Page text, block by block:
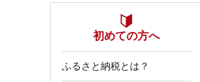
肉類（牛）
～\10,000
初めての方へ
ふるさと納税とは？